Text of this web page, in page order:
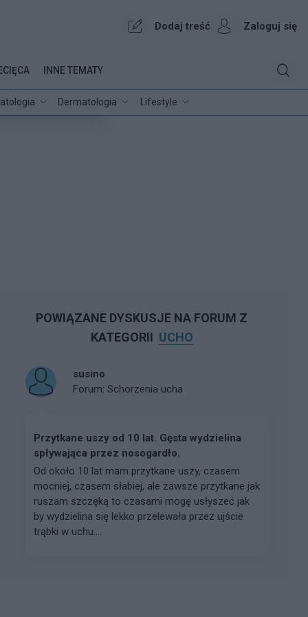
Dodaj treść Zaloguj się
Dermatologia Lifestyle
INNE TEMATY
POWIĄZANE DYSKUSJE NA FORUM Z
KATEGORII UCHO
susino
Forum: Schorzenia ucha
Przytkane uszy od 10 lat. Gęsta wydzielina
spływająca przez nosogardło.
Od około 10 lat mam przytkane uszy, czasem
mocniej, czasem słabiej, ale zawsze przytkane jak
ruszam szczęką to czasami mogę usłyszeć jak
by wydzielina się lekko przelewała przez ujście
trąbki w uchu....